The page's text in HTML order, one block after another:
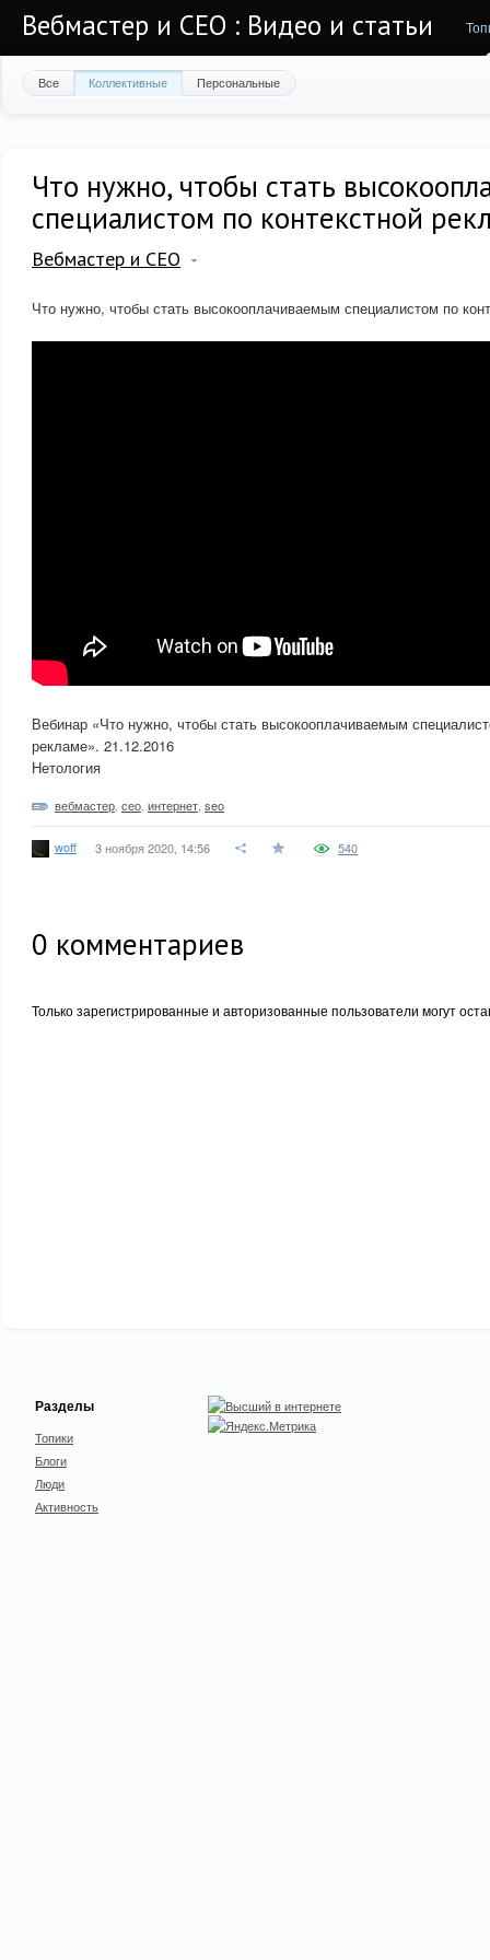
Вебмастер и СЕО : Видео и статьи
Все Коллективные Персональные
Что нужно, чтобы стать
специалистом по контекстной
Вебмастер и СЕО
Что нужно, чтобы стать высокооплачиваемым специалистом по
Вебинар «Что нужно, чтобы стать высокооплачиваемым
рекламе». 21.12.2016
Нетология
вебмастер сео интернет seo
woff 3 ноября 2020, 14:56 540
0 комментариев
Только зарегистрированные и авторизованные пользователи могут
Разделы
Топики
Блоги
Люди
Активность